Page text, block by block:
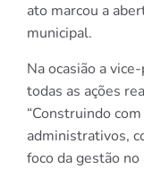
ato marcou a
municipal.
Na ocasião a
todas as ações
“Construindo
administrativos,
foco da gestão no